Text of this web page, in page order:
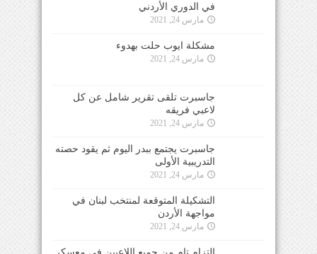
في الدوري الأردني
مارس 24, 2021
مشكلة ايوب حلت بهدوء
مارس 24, 2021
جاسبرت تلقى تقرير شامل عن كل
لاعبي فريقه
مارس 24, 2021
جاسبرت يجتمع ببدر اليوم ثم يقود حصته
التدريبية الأولى
مارس 24, 2021
التشكيلة المتوقعة لمنتخب لبنان في
مواجهة الأردن
مارس 24, 2021